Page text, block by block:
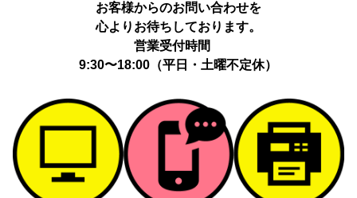
お客様からのお問い合わせを
心よりお待ちしております。
営業受付時間
9:30〜18:00（平日・土曜不定休）